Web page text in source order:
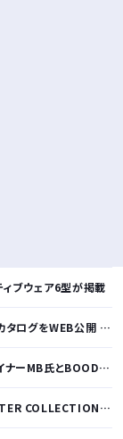
ィブウェア6型が掲載
に秩序と反逆が共存する世界観を表現
追求した別注Tシャツが8月12日発売開始
」を公開